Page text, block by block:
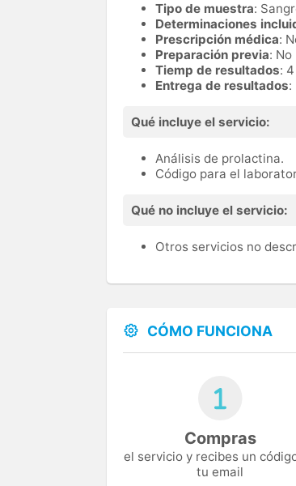
Tipo de muestra:
Determinaciones
Prescripción médica:
Preparación previa:
Tiemp de resultados:
Entrega de resultados:
Qué incluye el servicio:
Análisis de prolactina.
Código para el
Qué no incluye el servicio:
Otros servicios no
CÓMO FUNCIONA
Compras
el servicio y recibes un
tu email